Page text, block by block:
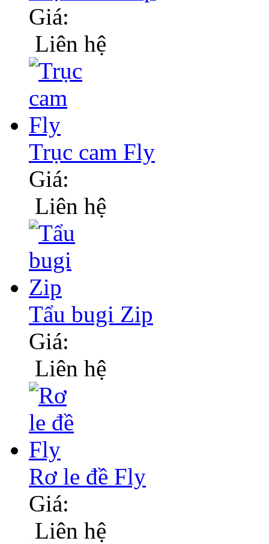
Giá:
Liên hệ
Trục cam Fly
Giá:
Liên hệ
Tẩu bugi Zip
Giá:
Liên hệ
Rơ le đề Fly
Giá:
Liên hệ